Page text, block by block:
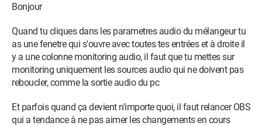
Bonjour
Quand tu cliques dans les parametres audio du mélangeur tu
as une fenetre qui s'ouvre avec toutes tes entrées et à droite il
y a une colonne monitoring audio, il faut que tu mettes sur
monitoring uniquement les sources audio qui ne doivent pas
reboucler, comme la sortie audio du pc
Et parfois quand ça devient n'importe quoi, il faut relancer OBS
qui a tendance à ne pas aimer les changements en cours